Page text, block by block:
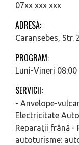
07xx xxx xxx
ADRESA:
Caransebes, Str.
PROGRAM:
Luni-Vineri 08:00
SERVICII:
- Anvelope-
Electricitate
Reparaţii frână -
autoturisme: